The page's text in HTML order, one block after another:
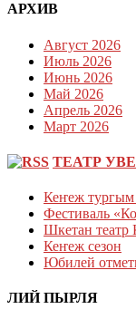
АРХИВ
Август 2026
Июль 2026
Июнь 2026
Май 2026
Апрель 2026
Март 2026
ТЕАТР
Кеҥеж
Фестиваль
Шкетан театр
Кеҥеж сезон
Юбилей
ЛИЙ ПЫРЛЯ